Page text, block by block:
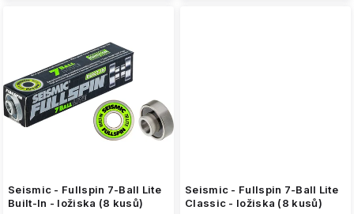
Seismic - Fullspin 7-Ball Lite
Built-In - ložiska (8 kusů)
Seismic - Fullspin 7-Ball Lite
Classic - ložiska (8 kusů)